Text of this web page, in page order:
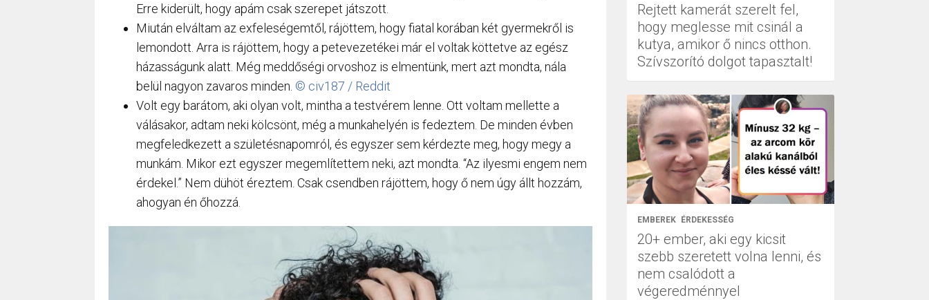
Erre kiderült, hogy apám csak szerepet játszott.
Miután elváltam az exfeleségemtől, rájöttem, hogy fiatal korában két gyermekről is
lemondott. Arra is rájöttem, hogy a petevezetékei már el voltak köttetve az egész
házasságunk alatt. Még meddőségi orvoshoz is elmentünk, mert azt mondta, nála
belül nagyon zavaros minden. © civ187 / Reddit
Volt egy barátom, aki olyan volt, mintha a testvérem lenne. Ott voltam mellette a
válásakor, adtam neki kölcsönt, még a munkahelyén is fedeztem. De minden évben
megfeledkezett a születésnapomról, és egyszer sem kérdezte meg, hogy megy a
munkám. Mikor ezt egyszer megemlítettem neki, azt mondta. “Az ilyesmi engem nem
érdekel.” Nem dühöt éreztem. Csak csendben rájöttem, hogy ő nem úgy állt hozzám,
ahogyan én őhozzá.
Rejtett kamerát szerelt fel,
hogy meglesse mit csinál a
kutya, amikor ő nincs otthon.
Szívszorító dolgot tapasztalt!
EMBEREK ÉRDEKESSÉG
20+ ember, aki egy kicsit
szebb szeretett volna lenni, és
nem csalódott a
végeredménnyel